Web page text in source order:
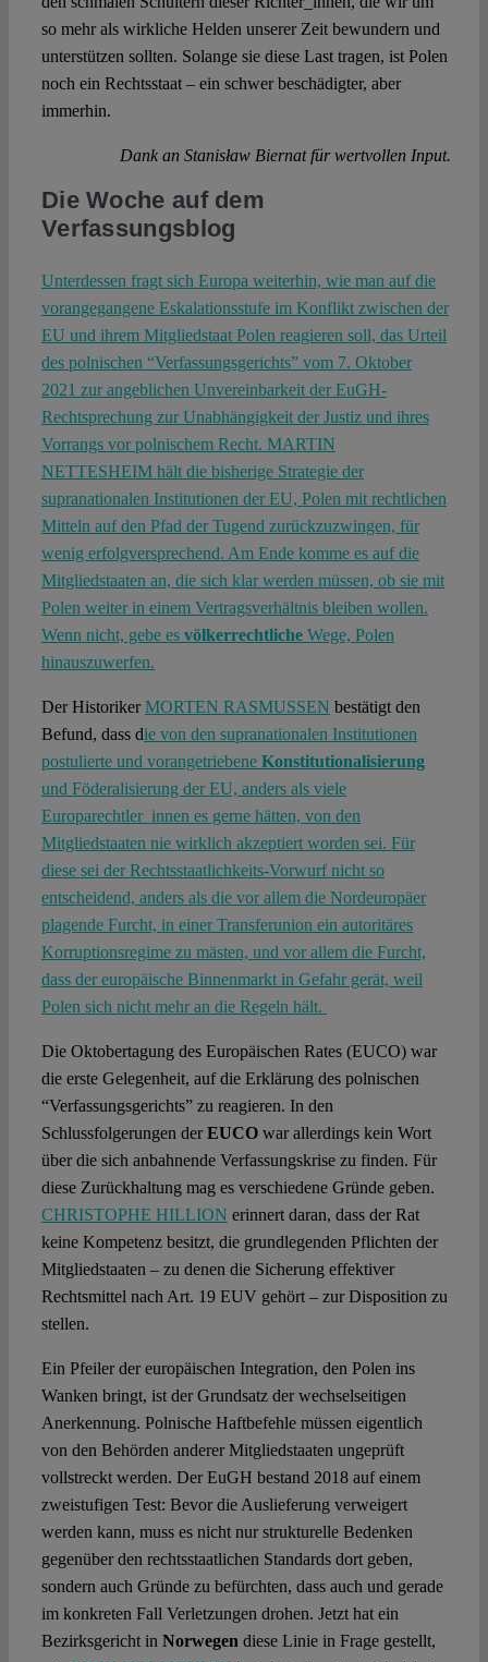
so mehr als wirkliche Helden unserer Zeit bewundern und
unterstützen sollten. Solange sie diese Last tragen, ist Polen
noch ein Rechtsstaat – ein schwer beschädigter, aber
immerhin.
Dank an Stanisław Biernat für wertvollen Input.
Die Woche auf dem
Verfassungsblog
Unterdessen fragt sich Europa weiterhin, wie man auf die
vorangegangene Eskalationsstufe im Konflikt zwischen der
EU und ihrem Mitgliedstaat Polen reagieren soll, das Urteil
des polnischen “Verfassungsgerichts” vom 7. Oktober
2021 zur angeblichen Unvereinbarkeit der EuGH-
Rechtsprechung zur Unabhängigkeit der Justiz und ihres
Vorrangs vor polnischem Recht. MARTIN
NETTESHEIMhält die bisherige Strategie der
supranationalen Institutionen der EU, Polen mit rechtlichen
Mitteln auf den Pfad der Tugend zurückzuzwingen, für
wenig erfolgversprechend. Am Ende komme es auf die
Mitgliedstaaten an, die sich klar werden müssen, ob sie mit
Polen weiter in einem Vertragsverhältnis bleiben wollen.
Wenn nicht, gebe es völkerrechtlicheWege, Polen
hinauszuwerfen.
Der HistorikerMORTEN RASMUSSEN bestätigt den
Befund, dass die von den supranationalen Institutionen
postulierte und vorangetriebene Konstitutionalisierung
und Föderalisierung der EU, anders als viele
Europarechtler_innen es gerne hätten, von den
Mitgliedstaaten nie wirklich akzeptiert worden sei. Für
diese sei der Rechtsstaatlichkeits-Vorwurf nicht so
entscheidend, anders als die vor allem die Nordeuropäer
plagende Furcht, in einer Transferunion ein autoritäres
Korruptionsregime zu mästen, und vor allem die Furcht,
dass der europäische Binnenmarkt in Gefahr gerät, weil
Polen sich nicht mehr an die Regeln hält.
Die Oktobertagung des Europäischen Rates (EUCO) war
die erste Gelegenheit, auf die Erklärung des polnischen
“Verfassungsgerichts” zu reagieren. In den
Schlussfolgerungen derEUCOwar allerdings kein Wort
über die sich anbahnende Verfassungskrise zu finden. Für
diese Zurückhaltung mag es verschiedene Gründe geben.
CHRISTOPHE HILLION erinnert daran, dass der Rat
keine Kompetenz besitzt, die grundlegenden Pflichten der
Mitgliedstaaten – zu denen die Sicherung effektiver
Rechtsmittel nach Art. 19 EUV gehört – zur Disposition zu
stellen.
Ein Pfeiler der europäischen Integration, den Polen ins
Wanken bringt, ist der Grundsatz der wechselseitigen
Anerkennung. Polnische Haftbefehle müssen eigentlich
von den Behörden anderer Mitgliedstaaten ungeprüft
vollstreckt werden. Der EuGH bestand 2018 auf einem
zweistufigen Test: Bevor die Auslieferung verweigert
werden kann, muss es nicht nur strukturelle Bedenken
gegenüber den rechtsstaatlichen Standards dort geben,
sondern auch Gründe zu befürchten, dass auch und gerade
im konkreten Fall Verletzungen drohen. Jetzt hat ein
Bezirksgericht in Norwegen diese Linie in Frage gestellt,